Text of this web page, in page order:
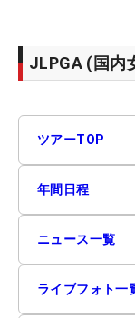
JLPGA (国内
ツアーTOP
年間日程
ニュース一覧
ライブフォト一